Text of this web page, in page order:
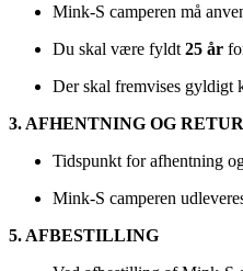
Mink-S camperen må
Du skal være fyldt 25 år
Der skal fremvises gyldigt
3. AFHENTNING OG
Tidspunkt for afhentning
Mink-S camperen
5. AFBESTILLING